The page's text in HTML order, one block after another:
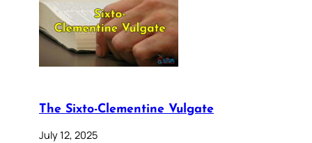
The Sixto-Clementine Vulgate
July 12, 2025